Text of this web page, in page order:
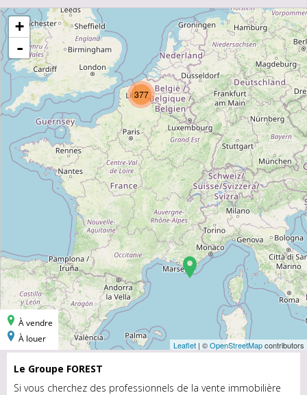
Le Groupe FOREST
Si vous cherchez des professionnels de la vente immobilière